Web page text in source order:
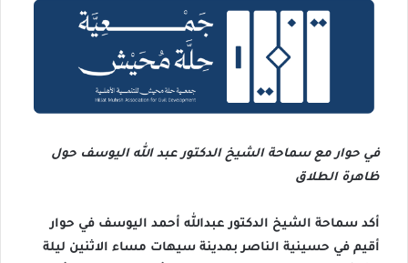
في حوار مع سماحة الشيخ الدكتور عبد الله اليوسف حول
ظاهرة الطلاق
أكد سماحة الشيخ الدكتور عبدالله أحمد اليوسف في حوار
أقيم في حسينية الناصر بمدينة سيهات مساء الاثنين ليلة